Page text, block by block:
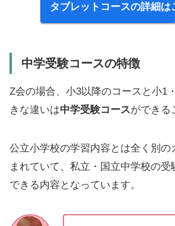
タブレットコースの詳細は
中学受験コースの特徴
Z会の場合、小3以降のコースと小1
きな違いは中学受験コースができる
公立小学校の学習内容とは全く別の
まれていて、私立・国立中学校の
できる内容となっています。